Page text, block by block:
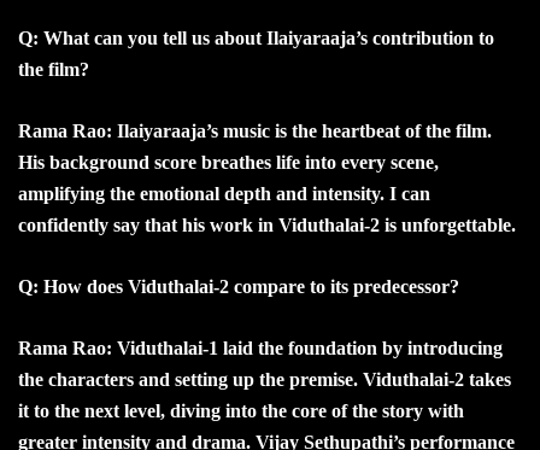
Q: What can you tell us about Ilaiyaraaja’s contribution to
the film?
Rama Rao: Ilaiyaraaja’s music is the heartbeat of the film.
His background score breathes life into every scene,
amplifying the emotional depth and intensity. I can
confidently say that his work in Viduthalai-2 is unforgettable.
Q: How does Viduthalai-2 compare to its predecessor?
Rama Rao: Viduthalai-1 laid the foundation by introducing
the characters and setting up the premise. Viduthalai-2 takes
it to the next level, diving into the core of the story with
greater intensity and drama. Vijay Sethupathi’s performance